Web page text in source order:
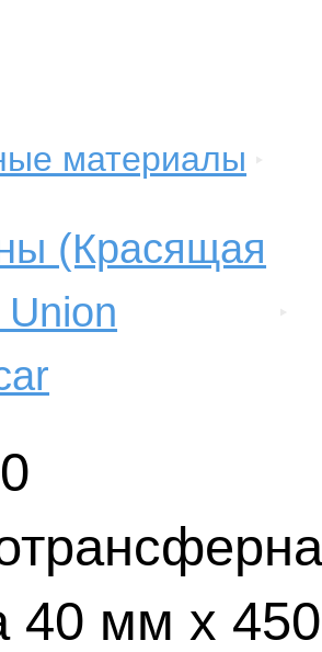
материалы
(Красящая
40 мм х 450